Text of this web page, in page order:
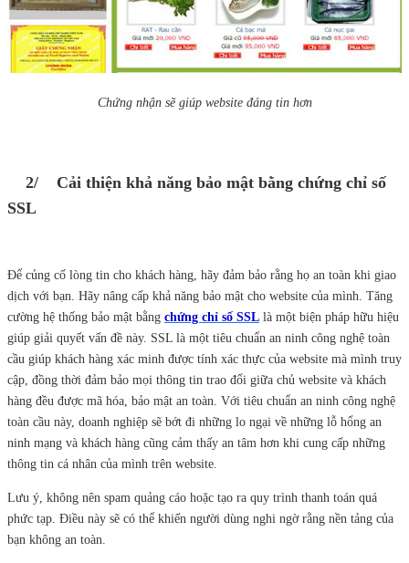
Chứng nhận sẽ giúp website đáng tin hơn
2/ Cải thiện khả năng bảo mật bằng chứng chỉ số
SSL
Để củng cố lòng tin cho khách hàng, hãy đảm bảo rằng họ an toàn khi giao
dịch với bạn. Hãy nâng cấp khả năng bảo mật cho website của mình. Tăng
cường hệ thống bảo mật bằng chứng chỉ số SSL là một biện pháp hữu hiệu
giúp giải quyết vấn đề này. SSL là một tiêu chuẩn an ninh công nghệ toàn
cầu giúp khách hàng xác minh được tính xác thực của website mà mình truy
cập, đồng thời đảm bảo mọi thông tin trao đổi giữa chủ website và khách
hàng đều được mã hóa, bảo mật an toàn. Với tiêu chuẩn an ninh công nghệ
toàn cầu này, doanh nghiệp sẽ bớt đi những lo ngại về những lỗ hổng an
ninh mạng và khách hàng cũng cảm thấy an tâm hơn khi cung cấp những
thông tin cá nhân của mình trên website.
Lưu ý, không nên spam quảng cáo hoặc tạo ra quy trình thanh toán quá
phức tạp. Điều này sẽ có thể khiến người dùng nghi ngờ rằng nền tảng của
bạn không an toàn.